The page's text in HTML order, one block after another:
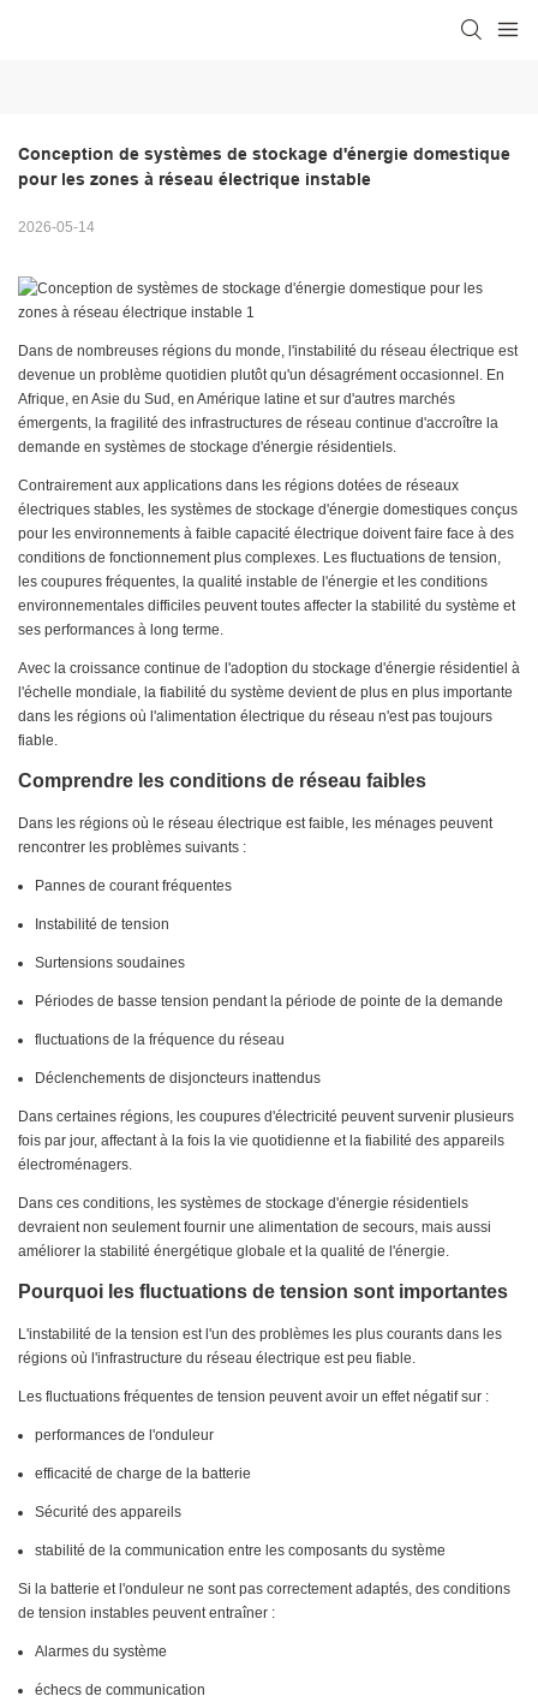
Conception de systèmes de stockage d'énergie domestique
pour les zones à réseau électrique instable
2026-05-14
Dans de nombreuses régions du monde, l'instabilité du réseau électrique est
devenue un problème quotidien plutôt qu'un désagrément occasionnel. En
Afrique, en Asie du Sud, en Amérique latine et sur d'autres marchés
émergents, la fragilité des infrastructures de réseau continue d'accroître la
demande en systèmes de stockage d'énergie résidentiels.
Contrairement aux applications dans les régions dotées de réseaux
électriques stables, les systèmes de stockage d'énergie domestiques conçus
pour les environnements à faible capacité électrique doivent faire face à des
conditions de fonctionnement plus complexes. Les fluctuations de tension,
les coupures fréquentes, la qualité instable de l'énergie et les conditions
environnementales difficiles peuvent toutes affecter la stabilité du système et
ses performances à long terme.
Avec la croissance continue de l'adoption du stockage d'énergie résidentiel à
l'échelle mondiale, la fiabilité du système devient de plus en plus importante
dans les régions où l'alimentation électrique du réseau n'est pas toujours
fiable.
Comprendre les conditions de réseau faibles
Dans les régions où le réseau électrique est faible, les ménages peuvent
rencontrer les problèmes suivants :
Pannes de courant fréquentes
Instabilité de tension
Surtensions soudaines
Périodes de basse tension pendant la période de pointe de la demande
fluctuations de la fréquence du réseau
Déclenchements de disjoncteurs inattendus
Dans certaines régions, les coupures d'électricité peuvent survenir plusieurs
fois par jour, affectant à la fois la vie quotidienne et la fiabilité des appareils
électroménagers.
Dans ces conditions, les systèmes de stockage d'énergie résidentiels
devraient non seulement fournir une alimentation de secours, mais aussi
améliorer la stabilité énergétique globale et la qualité de l'énergie.
Pourquoi les fluctuations de tension sont importantes
L'instabilité de la tension est l'un des problèmes les plus courants dans les
régions où l'infrastructure du réseau électrique est peu fiable.
Les fluctuations fréquentes de tension peuvent avoir un effet négatif sur :
performances de l'onduleur
efficacité de charge de la batterie
Sécurité des appareils
stabilité de la communication entre les composants du système
Si la batterie et l'onduleur ne sont pas correctement adaptés, des conditions
de tension instables peuvent entraîner :
Alarmes du système
échecs de communication